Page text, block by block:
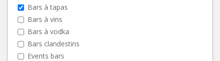
Bars à tapas
Bars à vins
Bars à vodka
Bars clandestins
Events bars